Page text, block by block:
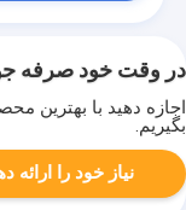
در وقت خود صرفه
اجازه دهید با بهترین
بگیریم.
نیاز خود را ارائه